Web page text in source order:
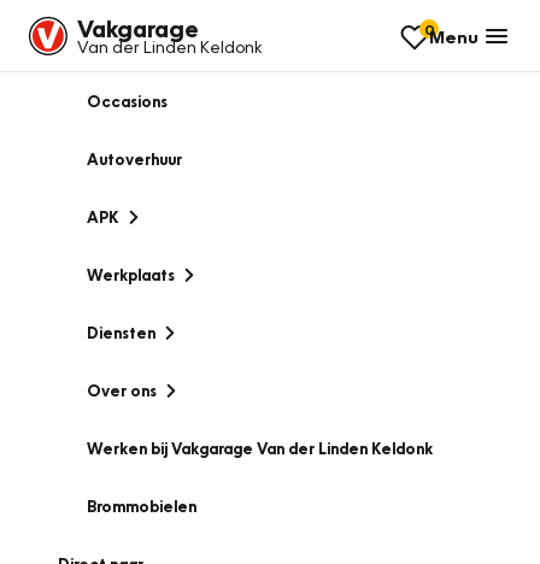
Vakgarage
Van der Linden Keldonk
0Menu
Occasions
Autoverhuur
APK
Werkplaats
Diensten
Over ons
Werken bij Vakgarage Van der Linden Keldonk
Brommobielen